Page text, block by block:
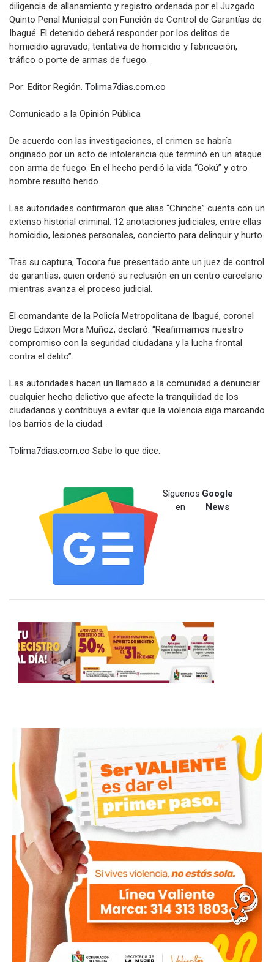
diligencia de allanamiento y registro ordenada por el Juzgado
Quinto Penal Municipal con Función de Control de Garantías de
Ibagué. El detenido deberá responder por los delitos de
homicidio agravado, tentativa de homicidio y fabricación,
tráfico o porte de armas de fuego.
Por: Editor Región. Tolima7dias.com.co
Comunicado a la Opinión Pública
De acuerdo con las investigaciones, el crimen se habría
originado por un acto de intolerancia que terminó en un ataque
con arma de fuego. En el hecho perdió la vida “Gokú” y otro
hombre resultó herido.
Las autoridades confirmaron que alias “Chinche” cuenta con un
extenso historial criminal: 12 anotaciones judiciales, entre ellas
homicidio, lesiones personales, concierto para delinquir y hurto.
Tras su captura, Tocora fue presentado ante un juez de control
de garantías, quien ordenó su reclusión en un centro carcelario
mientras avanza el proceso judicial.
El comandante de la Policía Metropolitana de Ibagué, coronel
Diego Edixon Mora Muñoz, declaró: “Reafirmamos nuestro
compromiso con la seguridad ciudadana y la lucha frontal
contra el delito”.
Las autoridades hacen un llamado a la comunidad a denunciar
cualquier hecho delictivo que afecte la tranquilidad de los
ciudadanos y contribuya a evitar que la violencia siga marcando
los barrios de la ciudad.
Tolima7dias.com.co Sabe lo que dice.
Síguenos
en
Google
News